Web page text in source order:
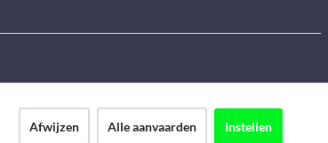
Afwijzen Alle aanvaarden Instellen